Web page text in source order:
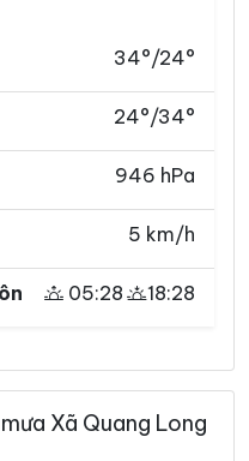
34°/24°
24°/34°
946 hPa
5 km/h
05:28 18:28
Xã Quang Long